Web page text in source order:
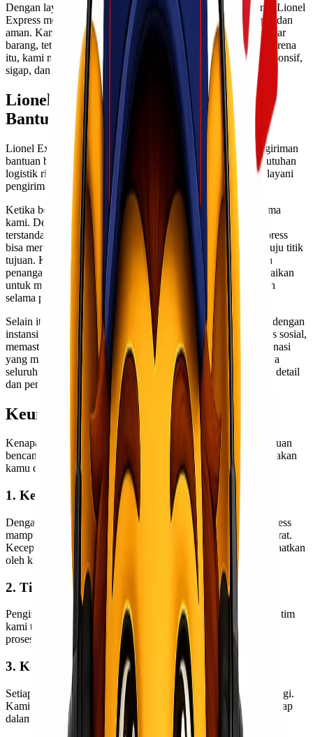
Dengan layanan yang telah teruji di berbagai kondisi darurat, Lionel
Express memastikan setiap barang bantuan tiba dengan cepat dan
aman. Kami memahami bahwa bantuan bencana bukan sekadar
barang, tetapi harapan bagi mereka yang sedang berjuang. Karena
itu, kami menghadirkan layanan pengiriman khusus yang responsif,
sigap, dan memprioritaskan kecepatan.
Lionel Express Melayani Pengiriman
Bantuan Bencana Jakarta Padang
Lionel Express telah berpengalaman dalam menangani pengiriman
bantuan bencana ke berbagai daerah di Indonesia. Dari kebutuhan
logistik ringan hingga bantuan berskala besar, kami siap melayani
pengiriman dari Jakarta menuju Padang secara cepat.
Ketika bencana terjadi, ketepatan waktu adalah prioritas utama
kami. Dengan jaringan distribusi yang luas, armada yang
terstandarisasi, serta tim profesional yang ramah, Lionel Express
bisa memastikan bantuanmu bergerak secepat mungkin menuju titik
tujuan. Kami memahami kondisi darurat yang membutuhkan
penanganan ekstra, sehingga proses operasional kami disesuaikan
untuk mempercepat transit time dan meminimalkan hambatan
selama perjalanan.
Selain itu, tim kami juga memiliki pengalaman bekerja sama dengan
instansi pemerintah, lembaga kemanusiaan, hingga komunitas sosial,
memastikan proses distribusi bantuan berjalan dengan koordinasi
yang maksimal. Kamu tidak perlu khawatir soal teknis, karena
seluruh proses pengiriman bantuan bisa kami tangani dengan detail
dan penuh tanggung jawab.
Keuntungan Pakai Lionel Express
Kenapa harus memilih Lionel Express untuk pengiriman bantuan
bencana Jakarta Padang? Berikut beberapa keunggulan yang akan
kamu dapatkan:
1. Kecepatan Pengiriman Terjamin
Dengan akses ke jalur pengiriman udara tercepat, Lionel Express
mampu mempercepat waktu tempuh pengiriman bantuan darurat.
Kecepatan ini sangat penting agar bantuan bisa segera dimanfaatkan
oleh korban bencana.
2. Tim Operasional Siaga dan Berpengalaman
Pengiriman bantuan memiliki tantangan tersendiri. Karena itu, tim
kami telah dilatih untuk menangani situasi darurat, memastikan
proses berjalan aman, rapi, dan efisien.
3. Keamanan dan Penanganan Profesional
Setiap barang bantuan ditangani dengan standar keamanan tinggi.
Kami memastikan barang tidak rusak selama perjalanan dan tetap
dalam kondisi terbaik saat tiba di Padang.